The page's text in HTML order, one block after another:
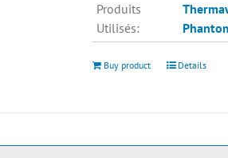
Produits
Utilisés:
Buy product Details